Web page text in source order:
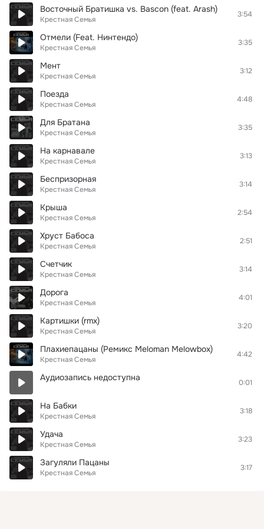
Восточный Братишка vs. Bascon (feat. Arash)
Крестная Семья
3:54
Отмели (Feat. Нинтендо)
Крестная Семья
3:35
Мент
Крестная Семья
3:12
Поезда
Крестная Семья
4:48
Для Братана
Крестная Семья
3:35
На карнавале
Крестная Семья
3:13
Беспризорная
Крестная Семья
3:14
Крыша
Крестная Семья
2:54
Хруст Бабоса
Крестная Семья
2:51
Счетчик
Крестная Семья
3:14
Дорога
Крестная Семья
4:01
Картишки (rmx)
Крестная Семья
3:20
Плахиепацаны (Ремикс Meloman Melowbox)
Крестная Семья
4:42
Аудиозапись недоступна 0:01
На Бабки
Крестная Семья
3:18
Удачa
Крестная Семья
3:23
Загуляли Пацаны
Крестная Семья
3:17